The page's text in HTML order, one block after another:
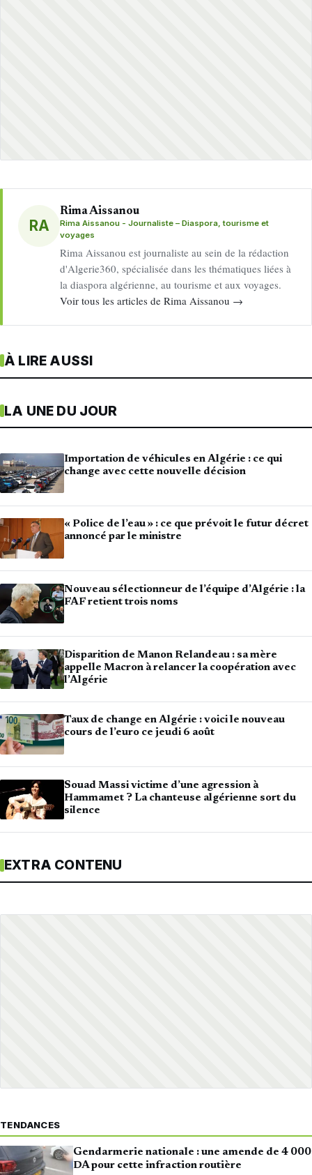
RA
Rima Aissanou
Rima Aissanou - Journaliste – Diaspora, tourisme et
voyages
Rima Aissanou est journaliste au sein de la rédaction
d'Algerie360, spécialisée dans les thématiques liées à
la diaspora algérienne, au tourisme et aux voyages.
Voir tous les articles de Rima Aissanou →
À LIRE AUSSI
LA UNE DU JOUR
Importation de véhicules en Algérie : ce qui
change avec cette nouvelle décision
« Police de l’eau » : ce que prévoit le futur décret
annoncé par le ministre
Nouveau sélectionneur de l’équipe d’Algérie : la
FAF retient trois noms
Disparition de Manon Relandeau : sa mère
appelle Macron à relancer la coopération avec
l’Algérie
Taux de change en Algérie : voici le nouveau
cours de l’euro ce jeudi 6 août
Souad Massi victime d’une agression à
Hammamet ? La chanteuse algérienne sort du
silence
EXTRA CONTENU
TENDANCES
Gendarmerie nationale : une amende de 4 000
DA pour cette infraction routière